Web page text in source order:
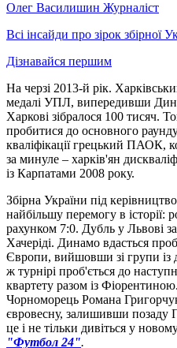
Олег Василишин Журналіст
Всі інсайди про зірок збірної
Дізнавайся першим
На черзі 2013-й рік.
медалі УПЛ, випередивши
Харкові зібралося 100 тисяч.
пробитися до основного
кваліфікації грецький ПАОК,
за минуле – харків'ян
із Карпатами 2008 року.
Збірна України під
найбільшу перемогу в історії:
рахунком 7:0. Дубль у Львові
Хачеріді. Динамо вдасться
Європи, вийшовши зі групи із
ж турнірі проб'ється до
квартету разом із
Чорноморець Романа
євровесну, залишивши
це і не тільки дивіться у
"Футбол 24".